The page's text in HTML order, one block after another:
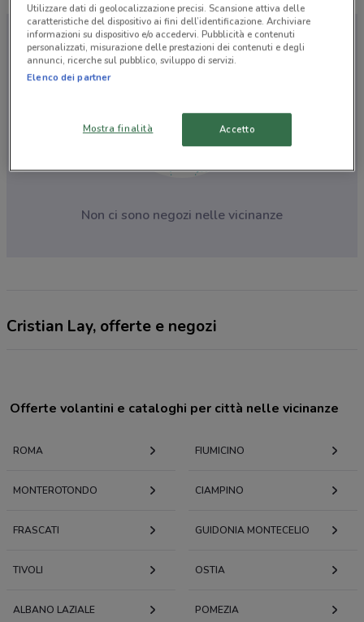
Non ci sono negozi nelle vicinanze
Cristian Lay, offerte e negozi
Offerte volantini e cataloghi per città nelle vicinanze
ROMA FIUMICINO
MONTEROTONDO CIAMPINO
FRASCATI GUIDONIA MONTECELIO
TIVOLI OSTIA
ALBANO LAZIALE POMEZIA
Utilizzare dati di geolocalizzazione precisi. Scansione attiva delle
caratteristiche del dispositivo ai fini dell’identificazione. Archiviare
informazioni su dispositivo e/o accedervi. Pubblicità e contenuti
personalizzati, misurazione delle prestazioni dei contenuti e degli
annunci, ricerche sul pubblico, sviluppo di servizi.
Elenco dei partner
Mostra finalità Accetto